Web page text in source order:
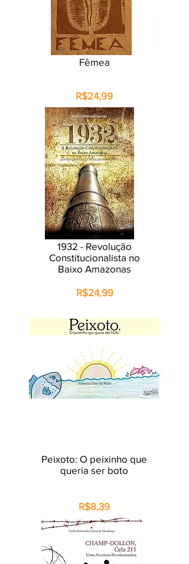
Fêmea
R$24,99
1932 - Revolução
Constitucionalista no
Baixo Amazonas
R$24,99
Peixoto: O peixinho que
queria ser boto
R$8,39